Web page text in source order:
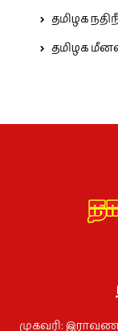
தமிழக
தமிழக
முகவரி: